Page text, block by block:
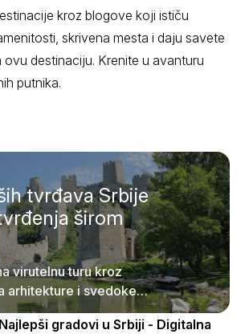
kroz blogove koji ističu
skrivena mesta i daju savete
destinaciju. Krenite u avanturu
putnika.
tvrđava Srbije
širom
virutelnu turu kroz
arhitekture i svedoke
Srbije.
Najlepši gradovi u Srbiji - Digitalna